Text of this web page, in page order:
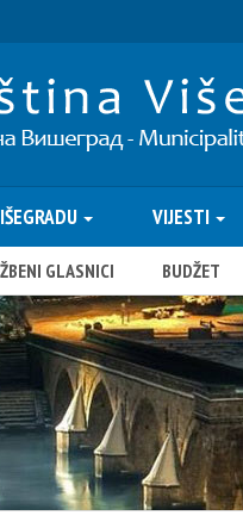
VIJESTI
GLASNICI BUDŽET